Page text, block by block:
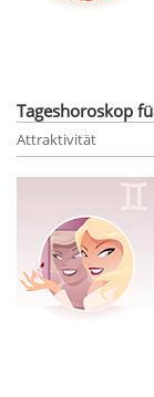
Tageshoroskop
Attraktivität